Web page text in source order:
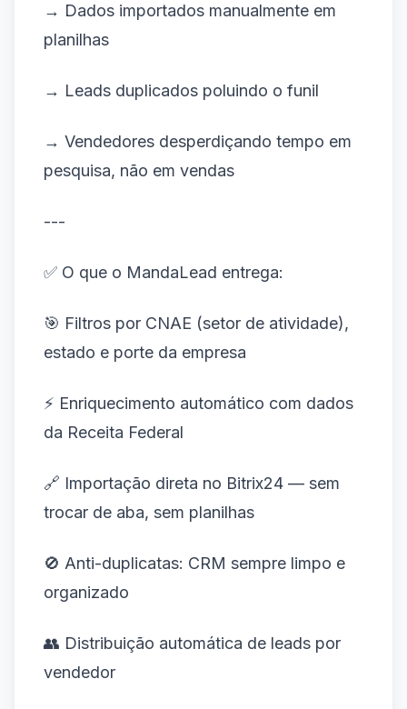
→ Dados importados manualmente em
planilhas
→ Leads duplicados poluindo o funil
→ Vendedores desperdiçando tempo em
pesquisa, não em vendas
---
✅ O que o MandaLead entrega:
🎯 Filtros por CNAE (setor de atividade),
estado e porte da empresa
⚡ Enriquecimento automático com dados
da Receita Federal
🔗 Importação direta no Bitrix24 — sem
trocar de aba, sem planilhas
🚫 Anti-duplicatas: CRM sempre limpo e
organizado
👥 Distribuição automática de leads por
vendedor